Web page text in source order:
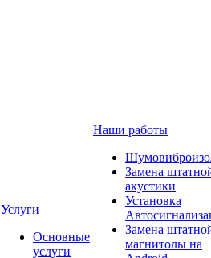
Услуги
Основные
услуги
Наши работы
Замена
акустики
Установка
Замена
магнитолы на